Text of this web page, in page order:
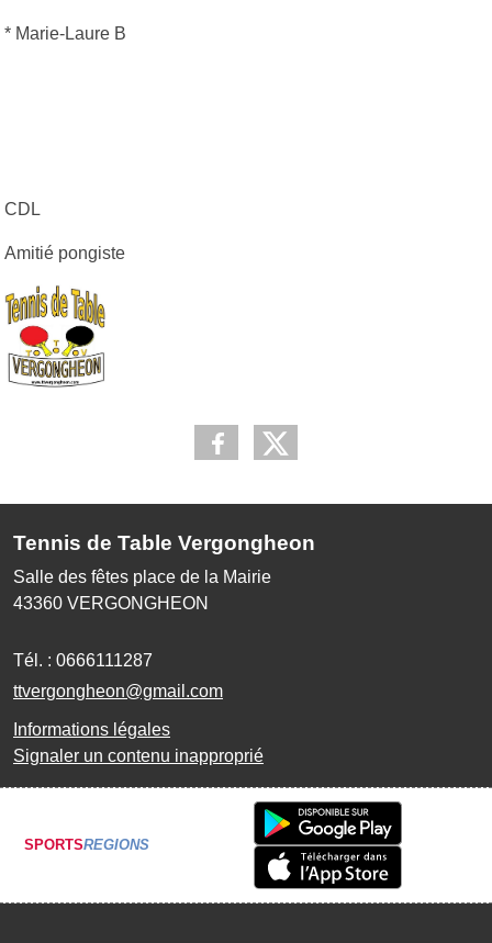
* Marie-Laure B
CDL
Amitié pongiste
Tennis de Table Vergongheon
Salle des fêtes place de la Mairie
43360 VERGONGHEON
Tél. : 0666111287
ttvergongheon@gmail.com
Informations légales
Signaler un contenu inapproprié
SPORTSREGIONS